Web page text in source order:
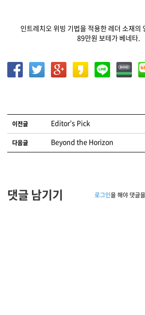
인트레치오 위빙 기법을 적용한 레더 소재의
89만원 보테가 베네타.
글 네비게이션
이전글 Editor’s Pick
다음글 Beyond the Horizon
댓글 남기기 로그인을 해야 댓글